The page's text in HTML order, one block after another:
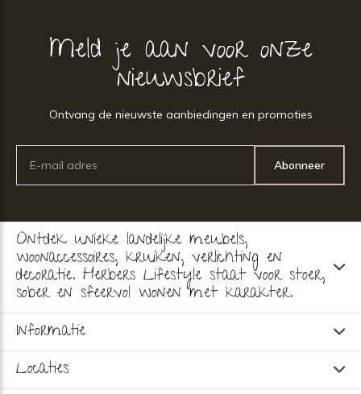
Meld je aan voor onze
nieuwsbrief
Ontvang de nieuwste aanbiedingen en promoties
Abonneer
Ontdek unieke landelijke meubels,
woonaccessoires, kruiken, verlichting en
decoratie. Herbers Lifestyle staat voor stoer,
sober en sfeervol wonen met karakter.
Informatie
Locaties